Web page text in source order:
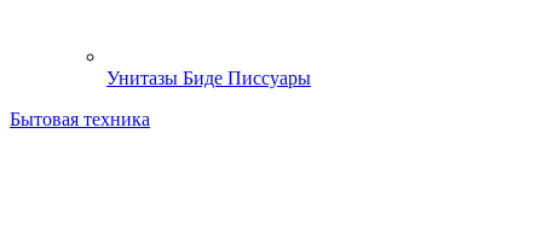
Унитазы Биде Писсуары
Бытовая техника